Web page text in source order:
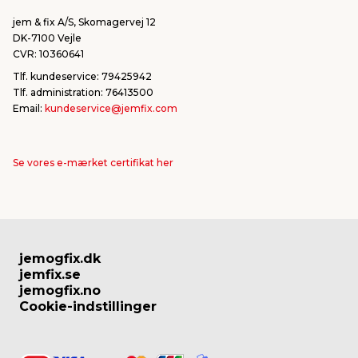
jem & fix A/S, Skomagervej 12
DK-7100 Vejle
CVR: 10360641
Tlf. kundeservice: 79425942
Tlf. administration: 76413500
Email: kundeservice@jemfix.com
Se vores e-mærket certifikat her
jemogfix.dk
jemfix.se
jemogfix.no
Cookie-indstillinger